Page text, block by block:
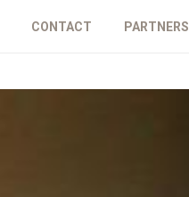
CONTACT PARTNERS